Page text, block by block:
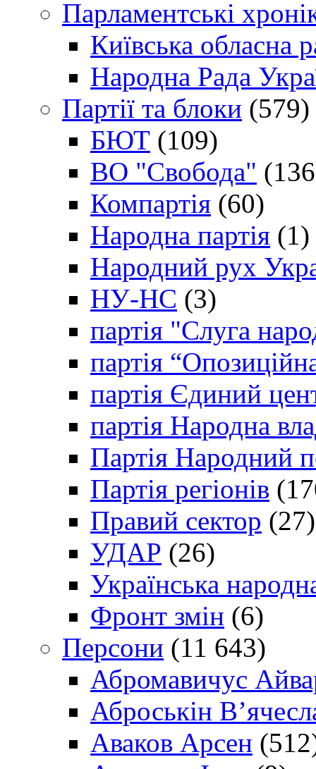
Парламентські
Київська обласна
Народна Рада
Партії та блоки (579)
БЮТ (109)
ВО "Свобода"
Компартія (60)
Народна партія (1)
Народний рух
НУ-НС (3)
партія "Слуга
партія
партія Єдиний
партія Народна
Партія Народний
Партія регіонів
Правий сектор (27)
УДАР (26)
Українська
Фронт змін (6)
Персони (11 643)
Абромавичус
Аброськін
Аваков Арсен